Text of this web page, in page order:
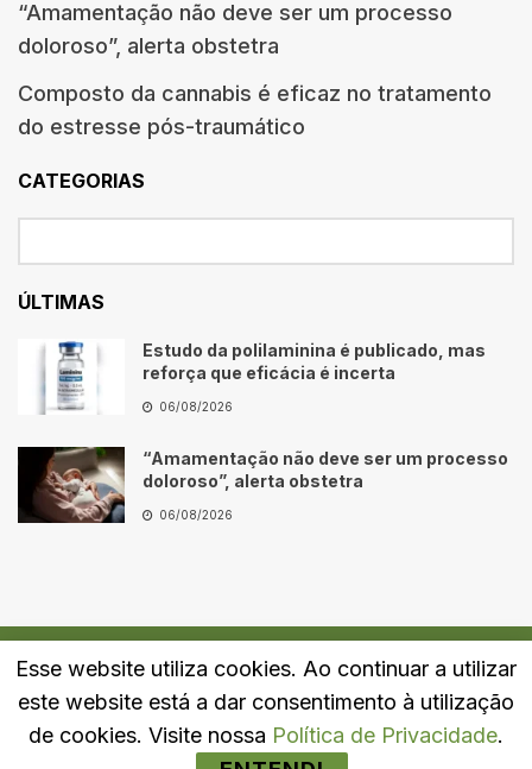
“Amamentação não deve ser um processo
doloroso”, alerta obstetra
Composto da cannabis é eficaz no tratamento
do estresse pós-traumático
CATEGORIAS
ÚLTIMAS
Estudo da polilaminina é publicado, mas
reforça que eficácia é incerta
06/08/2026
“Amamentação não deve ser um processo
doloroso”, alerta obstetra
06/08/2026
Quem Somos Fale Conosco Política de Privacidade
Esse website utiliza cookies. Ao continuar a utilizar
este website está a dar consentimento à utilização
de cookies. Visite nossa Política de Privacidade.